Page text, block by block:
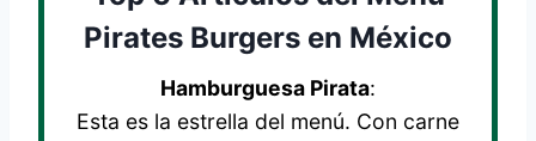
Pirates Burgers en México
Hamburguesa Pirata:
Esta es la estrella del menú. Con carne